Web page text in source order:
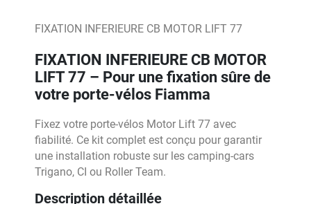
FIXATION INFERIEURE CB MOTOR LIFT 77
FIXATION INFERIEURE CB MOTOR
LIFT 77 – Pour une fixation sûre de
votre porte-vélos Fiamma
Fixez votre porte-vélos Motor Lift 77 avec
fiabilité. Ce kit complet est conçu pour garantir
une installation robuste sur les camping-cars
Trigano, CI ou Roller Team.
Description détaillée